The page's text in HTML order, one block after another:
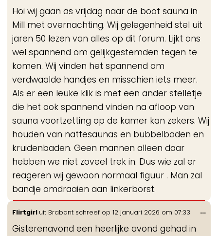
Hoi wij gaan as vrijdag naar de boot sauna in
Mill met overnachting. Wij gelegenheid stel uit
jaren 50 lezen van alles op dit forum. Lijkt ons
wel spannend om gelijkgestemden tegen te
komen. Wij vinden het spannend om
verdwaalde handjes en misschien iets meer.
Als er een leuke klik is met een ander stelletje
die het ook spannend vinden na afloop van
sauna voortzetting op de kamer kan zekers. Wij
houden van nattesaunas en bubbelbaden en
kruidenbaden. Geen mannen alleen daar
hebben we niet zoveel trek in. Dus wie zal er
reageren wij gewoon normaal figuur . Man zal
bandje omdraaien aan linkerborst.
Flirtgirl uit Brabant schreef op 12 januari 2026 om 07:33
Gisterenavond een heerlijke avond gehad in
...